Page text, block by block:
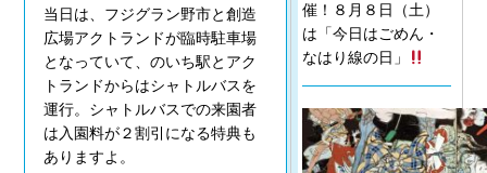
当日は、フジグラン野市と創造
広場アクトランドが臨時駐車場
となっていて、のいち駅とアク
トランドからはシャトルバスを
運行。シャトルバスでの来園者
は入園料が２割引になる特典も
ありますよ。
催！８月８日（土）
は「今日はごめん・
なはり線の日」